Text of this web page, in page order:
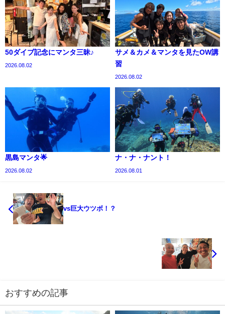
50ダイブ記念にマンタ三昧♪
2026.08.02
サメ＆カメ＆マンタを見たOW講
習
2026.08.02
黒島マンタ🌟
2026.08.02
ナ・ナ・ナント！
2026.08.01
vs巨大ウツボ！？
おすすめの記事